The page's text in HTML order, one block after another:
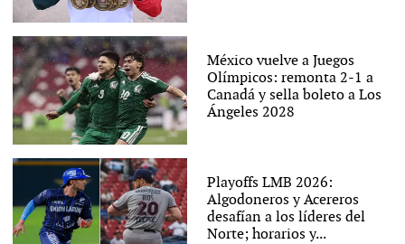
México vuelve a Juegos
Olímpicos: remonta 2-1 a
Canadá y sella boleto a Los
Ángeles 2028
Playoffs LMB 2026:
Algodoneros y Acereros
desafían a los líderes del
Norte; horarios y...